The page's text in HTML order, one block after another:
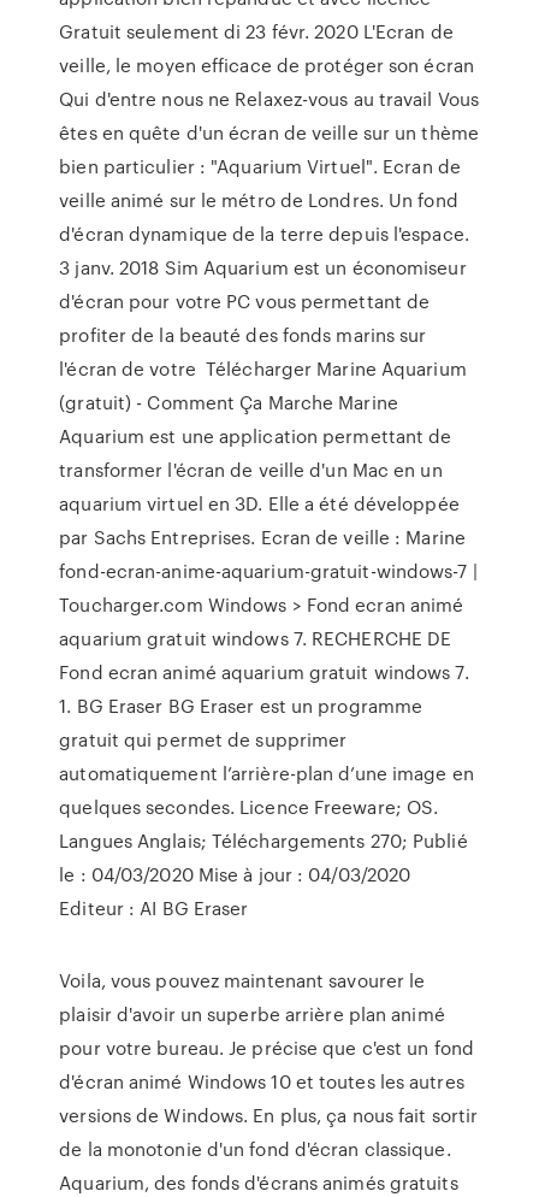
Gratuit seulement di 23 févr. 2020 L'Ecran de
veille, le moyen efficace de protéger son écran
Qui d'entre nous ne Relaxez-vous au travail Vous
êtes en quête d'un écran de veille sur un thème
bien particulier : "Aquarium Virtuel". Ecran de
veille animé sur le métro de Londres. Un fond
d'écran dynamique de la terre depuis l'espace.
3 janv. 2018 Sim Aquarium est un économiseur
d'écran pour votre PC vous permettant de
profiter de la beauté des fonds marins sur
l'écran de votre Télécharger Marine Aquarium
(gratuit) - Comment Ça Marche Marine
Aquarium est une application permettant de
transformer l'écran de veille d'un Mac en un
aquarium virtuel en 3D. Elle a été développée
par Sachs Entreprises. Ecran de veille : Marine
fond-ecran-anime-aquarium-gratuit-windows-7 |
Toucharger.com Windows > Fond ecran animé
aquarium gratuit windows 7. RECHERCHE DE
Fond ecran animé aquarium gratuit windows 7.
1. BG Eraser BG Eraser est un programme
gratuit qui permet de supprimer
automatiquement l’arrière-plan d’une image en
quelques secondes. Licence Freeware; OS.
Langues Anglais; Téléchargements 270; Publié
le : 04/03/2020 Mise à jour : 04/03/2020
Editeur : AI BG Eraser
Voila, vous pouvez maintenant savourer le
plaisir d'avoir un superbe arrière plan animé
pour votre bureau. Je précise que c'est un fond
d'écran animé Windows 10 et toutes les autres
versions de Windows. En plus, ça nous fait sortir
de la monotonie d'un fond d'écran classique.
Aquarium, des fonds d'écrans animés gratuits